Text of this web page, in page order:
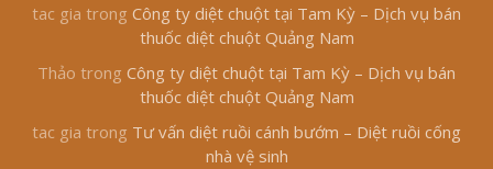
tac gia trong Công ty diệt chuột tại Tam Kỳ – Dịch vụ bán
thuốc diệt chuột Quảng Nam
Thảo trong Công ty diệt chuột tại Tam Kỳ – Dịch vụ bán
thuốc diệt chuột Quảng Nam
tac gia trong Tư vấn diệt ruồi cánh bướm – Diệt ruồi cống
nhà vệ sinh